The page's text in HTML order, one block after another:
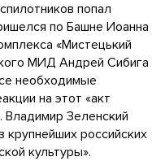
попал
по Башне Иоанна
«Мистецький
МИД Андрей Сибига
необходимые
на этот «акт
Владимир Зеленский
крупнейших российских
культуры».